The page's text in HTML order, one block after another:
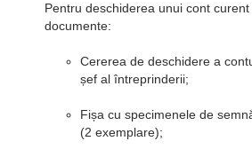
Pentru deschiderea unui cont
documente:
Cererea de deschidere a
șef al întreprinderii;
Fișa cu specimenele de
(2 exemplare);